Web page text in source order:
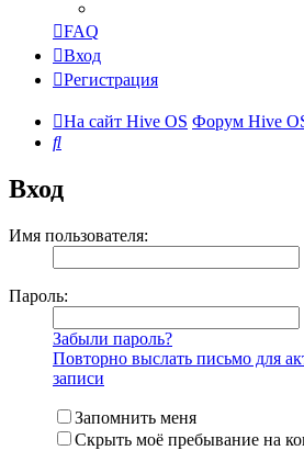
FAQ
Вход
Регистрация
На сайт Hive OS Форум Hive
Поиск
Вход
Имя пользователя:
Пароль:
Забыли пароль?
Повторно выслать письмо для
записи
Запомнить меня
Скрыть моё пребывание на